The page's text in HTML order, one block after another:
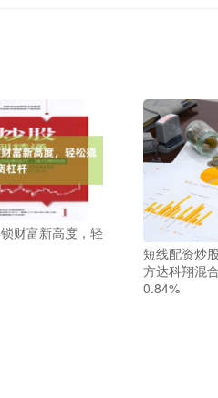
财富新高度，轻
短线配资炒
方达科翔混
0.84%